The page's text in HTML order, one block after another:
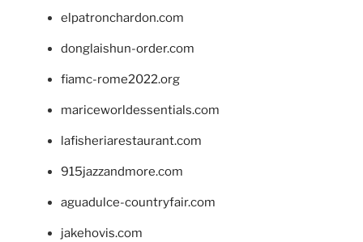
elpatronchardon.com
donglaishun-order.com
fiamc-rome2022.org
mariceworldessentials.com
lafisheriarestaurant.com
915jazzandmore.com
aguadulce-countryfair.com
jakehovis.com